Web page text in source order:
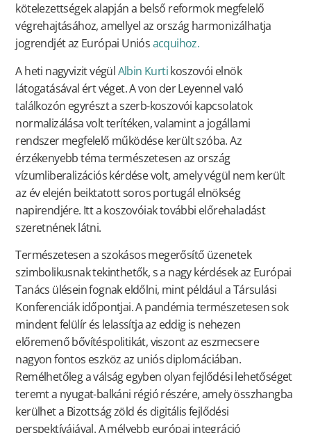
kötelezettségek alapján a belső reformok megfelelő
végrehajtásához, amellyel az ország harmonizálhatja
jogrendjét az Európai Uniósacquihoz.
A heti nagyvizit végülAlbin Kurtikoszovói elnök
látogatásával ért véget. A von der Leyennel való
találkozón egyrészt a szerb-koszovói kapcsolatok
normalizálása volt terítéken, valamint a jogállami
rendszer megfelelő működése került szóba. Az
érzékenyebb téma természetesen az ország
vízumliberalizációs kérdése volt, amely végül nem került
az év elején beiktatott soros portugál elnökség
napirendjére. Itt a koszovóiak további előrehaladást
szeretnének látni.
Természetesen a szokásos megerősítő üzenetek
szimbolikusnak tekinthetők, s a nagy kérdések az Európai
Tanács ülésein fognak eldőlni, mint például a Társulási
Konferenciák időpontjai. A pandémia természetesen sok
mindent felülír és lelassítja az eddig is nehezen
előremenő bővítéspolitikát, viszont az eszmecsere
nagyon fontos eszköz az uniós diplomáciában.
Remélhetőleg a válság egyben olyan fejlődési lehetőséget
teremt a nyugat-balkáni régió részére, amely összhangba
kerülhet a Bizottság zöld és digitális fejlődési
perspektívájával. A mélyebb európai integráció